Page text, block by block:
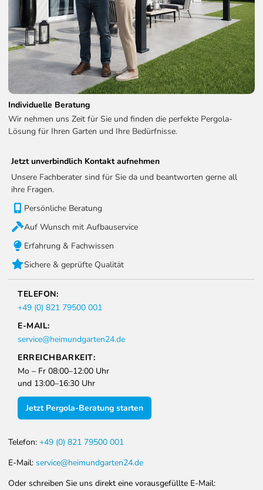
Individuelle Beratung
Wir nehmen uns Zeit für Sie und finden die perfekte Pergola-
Lösung für Ihren Garten und Ihre Bedürfnisse.
Jetzt unverbindlich Kontakt aufnehmen
Unsere Fachberater sind für Sie da und beantworten gerne all
ihre Fragen.
Persönliche Beratung
Auf Wunsch mit Aufbauservice
Erfahrung & Fachwissen
Sichere & geprüfte Qualität
TELEFON:
+49 (0) 821 79500 001
E-MAIL:
service@heimundgarten24.de
ERREICHBARKEIT:
Mo – Fr 08:00–12:00 Uhr
und 13:00–16:30 Uhr
Jetzt Pergola-Beratung starten
Telefon: +49 (0) 821 79500 001
E-Mail: service@heimundgarten24.de
Oder schreiben Sie uns direkt eine vorausgefüllte E-Mail: